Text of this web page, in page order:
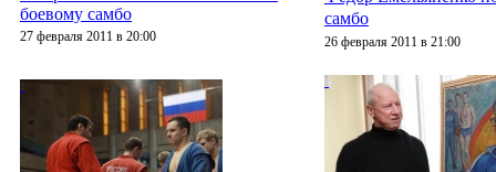
боевому самбо
27 февраля 2011 в 20:00
самбо
26 февраля 2011 в 21:00